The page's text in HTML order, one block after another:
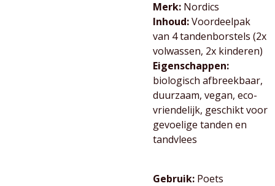
Merk: Nordics
Inhoud:Voordeelpak
van 4 tandenborstels (2x
volwassen, 2x kinderen)
Eigenschappen:
biologisch afbreekbaar,
duurzaam, vegan, eco-
vriendelijk, geschikt voor
gevoelige tanden en
tandvlees
Gebruik: Poets